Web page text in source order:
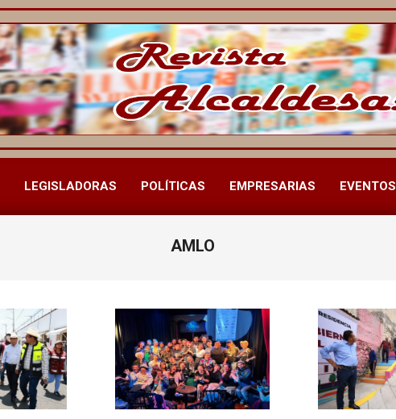
Menú
de
principal
LEGISLADORAS POLÍTICAS EMPRESARIAS EVENTOS
AMLO